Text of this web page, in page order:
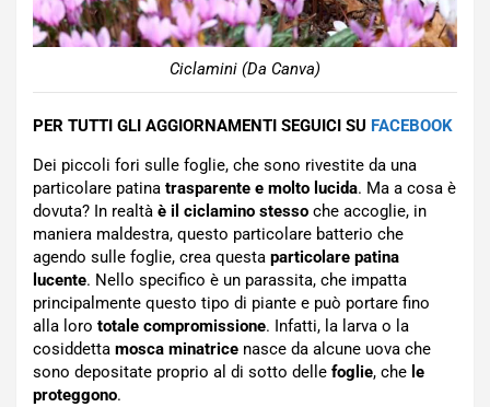
Ciclamini (Da Canva)
PER TUTTI GLI AGGIORNAMENTI SEGUICI SU FACEBOOK
Dei piccoli fori sulle foglie, che sono rivestite da una
particolare patina trasparente e molto lucida. Ma a cosa è
dovuta? In realtà è il ciclamino stesso che accoglie, in
maniera maldestra, questo particolare batterio che
agendo sulle foglie, crea questa particolare patina
lucente. Nello specifico è un parassita, che impatta
principalmente questo tipo di piante e può portare fino
alla loro totale compromissione. Infatti, la larva o la
cosiddetta mosca minatrice nasce da alcune uova che
sono depositate proprio al di sotto delle foglie, che le
proteggono.